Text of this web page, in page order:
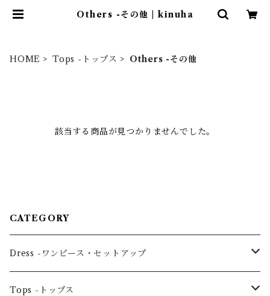
Others -その他 | kinuha
HOME Tops -トップス Others -その他
該当する商品が見つかりませんでした。
CATEGORY
Dress -ワンピース・セットアップ
One piece -ワンピースドレス
Tops -トップス